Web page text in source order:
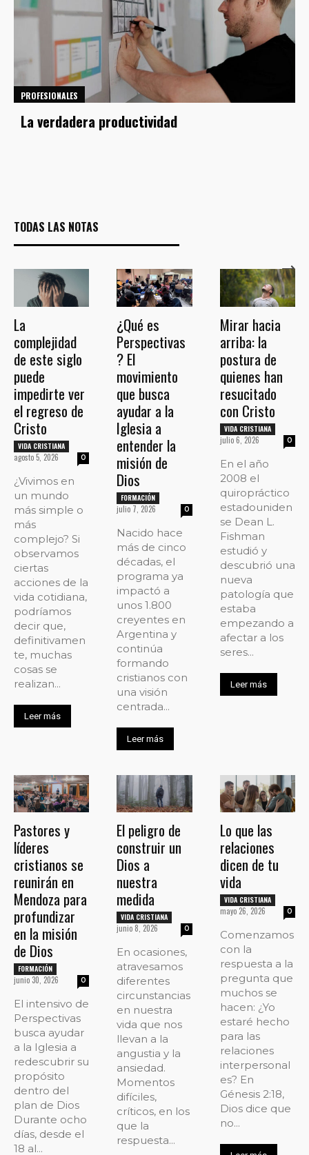
PROFESIONALES
La verdadera productividad
TODAS LAS NOTAS
La
complejidad
de este siglo
puede
impedirte ver
el regreso de
Cristo
VIDA CRISTIANA
agosto 5, 2026 0
¿Vivimos en
un mundo
más simple o
más
complejo? Si
observamos
ciertas
acciones de la
vida cotidiana,
podríamos
decir que,
definitivamen
te, muchas
cosas se
realizan...
Leer más
¿Qué es
Perspectivas
? El
movimiento
que busca
ayudar a la
Iglesia a
entender la
misión de
Dios
FORMACIÓN
julio 7, 2026 0
Nacido hace
más de cinco
décadas, el
programa ya
impactó a
unos 1.800
creyentes en
Argentina y
continúa
formando
cristianos con
una visión
centrada...
Leer más
Mirar hacia
arriba: la
postura de
quienes han
resucitado
con Cristo
VIDA CRISTIANA
julio 6, 2026 0
En el año
2008 el
quiropráctico
estadouniden
se Dean L.
Fishman
estudió y
descubrió una
nueva
patología que
estaba
empezando a
afectar a los
seres...
Leer más
Pastores y
líderes
cristianos se
reunirán en
Mendoza para
profundizar
en la misión
de Dios
FORMACIÓN
junio 30, 2026 0
El intensivo de
Perspectivas
busca ayudar
a la Iglesia a
redescubrir su
propósito
dentro del
plan de Dios
Durante ocho
días, desde el
18 al...
El peligro de
construir un
Dios a
nuestra
medida
VIDA CRISTIANA
junio 8, 2026 0
En ocasiones,
atravesamos
diferentes
circunstancias
en nuestra
vida que nos
llevan a la
angustia y la
ansiedad.
Momentos
difíciles,
críticos, en los
que la
respuesta...
Lo que las
relaciones
dicen de tu
vida
VIDA CRISTIANA
mayo 26, 2026 0
Comenzamos
con la
respuesta a la
pregunta que
muchos se
hacen: ¿Yo
estaré hecho
para las
relaciones
interpersonal
es? En
Génesis 2:18,
Dios dice que
no...